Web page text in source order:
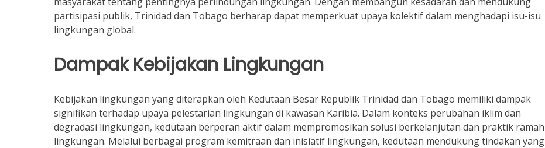
partisipasi publik, Trinidad dan Tobago berharap dapat memperkuat upaya kolektif dalam menghadapi isu-isu
lingkungan global.
Dampak Kebijakan Lingkungan
Kebijakan lingkungan yang diterapkan oleh Kedutaan Besar Republik Trinidad dan Tobago memiliki dampak
signifikan terhadap upaya pelestarian lingkungan di kawasan Karibia. Dalam konteks perubahan iklim dan
degradasi lingkungan, kedutaan berperan aktif dalam mempromosikan solusi berkelanjutan dan praktik ramah
lingkungan. Melalui berbagai program kemitraan dan inisiatif lingkungan, kedutaan mendukung tindakan yang